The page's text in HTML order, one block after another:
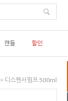
캔들 할인
> 디스펜서펌프 500ml